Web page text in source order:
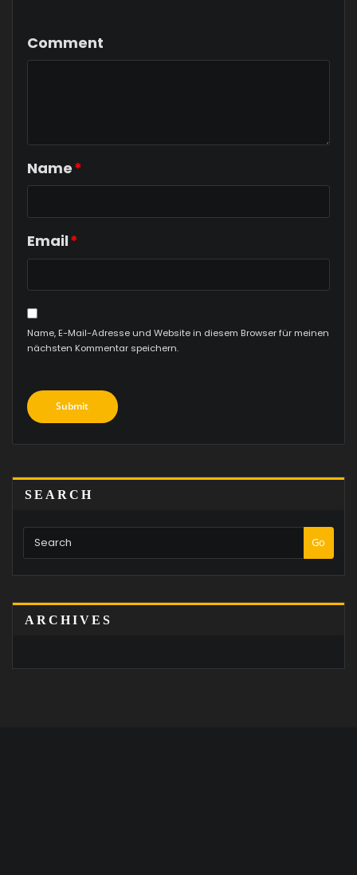
Comment
Name*
Email*
Name, E-Mail-Adresse und Website in diesem Browser für meinen
nächsten Kommentar speichern.
SEARCH
Go
ARCHIVES